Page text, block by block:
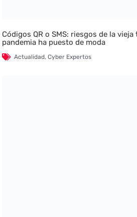
Códigos QR o SMS: riesgos de la
pandemia ha puesto de moda
Actualidad,Cyber Expertos